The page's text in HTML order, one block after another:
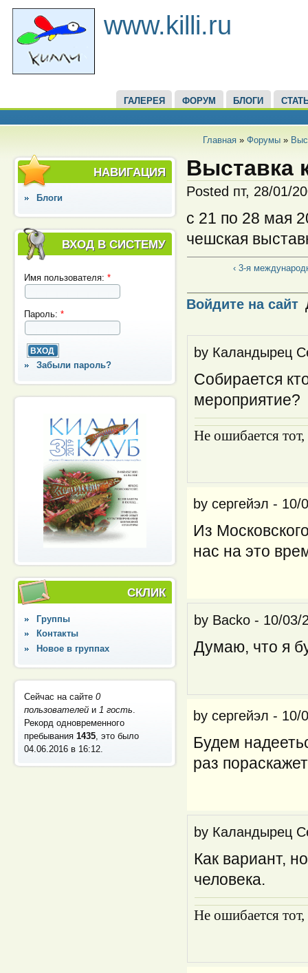
www.killi.ru
ГАЛЕРЕЯ ФОРУМ БЛОГИ
Главная» Форумы»
НАВИГАЦИЯ
Блоги
ВХОД В СИСТЕМУ
Имя пользователя:*
Пароль:*
Забыли пароль?
СКЛИК
Группы
Контакты
Новое в группах
Сейчас на сайте0
пользователей и 1 гость
Рекорд одновременного
пребывания1435 , это было
04.06.2016 в 16:12
Выставка
Posted пт, 28/01/
с 21 по 28 мая
чешская
‹ 3-я
Войдите на сайт
by Каландырец
Собирается
мероприятие?
Не ошибается тот,
byсергейэл - 10/
Из
нас на это
by Backo - 10/03/
Думаю, что я
byсергейэл - 10/
Будем
раз
by Каландырец
Как вариант,
человека.
Не ошибается тот,